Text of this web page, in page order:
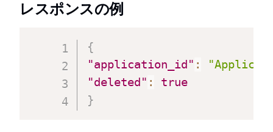
レスポンスの例
{
"application_id" :
"deleted" :
true
}